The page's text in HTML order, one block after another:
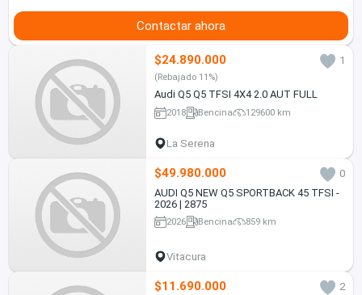
Contactar ahora
$24.890.000 1
(Rebajado 11%)
Audi Q5 Q5 TFSI 4X4 2.0 AUT FULL
2018 Bencina 129600 km
La Serena
$49.980.000
0
AUDI Q5 NEW Q5 SPORTBACK 45 TFSI -
2026 | 2875
2026 Bencina 859 km
Vitacura
$11.690.000
2